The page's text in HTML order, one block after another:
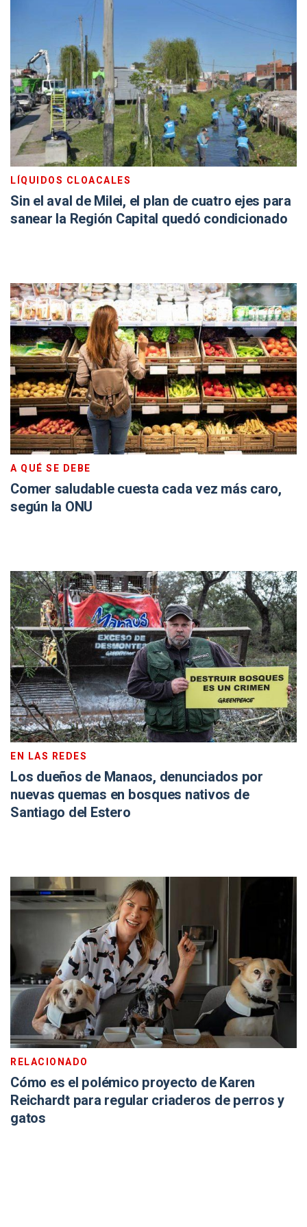
LÍQUIDOS CLOACALES
Sin el aval de Milei, el plan de cuatro ejes para
sanear la Región Capital quedó condicionado
A QUÉ SE DEBE
Comer saludable cuesta cada vez más caro,
según la ONU
EN LAS REDES
Los dueños de Manaos, denunciados por
nuevas quemas en bosques nativos de
Santiago del Estero
RELACIONADO
Cómo es el polémico proyecto de Karen
Reichardt para regular criaderos de perros y
gatos